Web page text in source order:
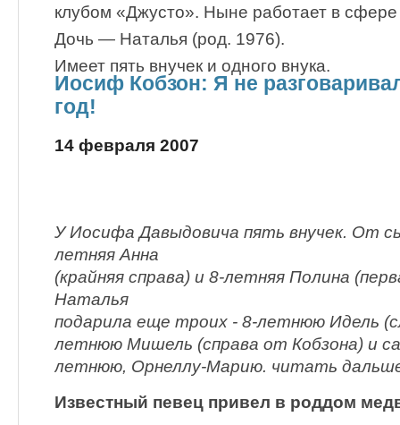
клубом «Джусто». Ныне работает в
Дочь — Наталья (род. 1976).
Имеет пять внучек и одного внука.
Иосиф Кобзон: Я не
год!
14 февраля 2007
У Иосифа Давыдовича пять внучек. От
летняя Анна
(крайняя справа) и 8-летняя Полина
Наталья
подарила еще троих - 8-летнюю Идель
летнюю Мишель (справа от Кобзона) и
летнюю, Орнеллу-Марию. читать
Известный певец привел в роддом